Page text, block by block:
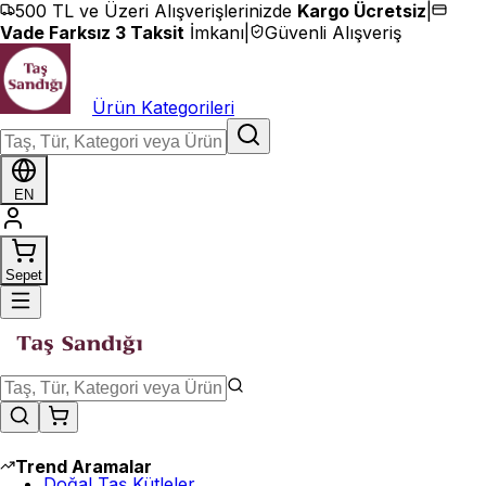
İçeriğe geç
500 TL ve Üzeri Alışverişlerinizde Kargo Ücretsiz
Vade Farksız 3 Taksit İmkanı Güvenli Alışveriş
Ürün Kategorileri
EN
Sepet
Trend Aramalar